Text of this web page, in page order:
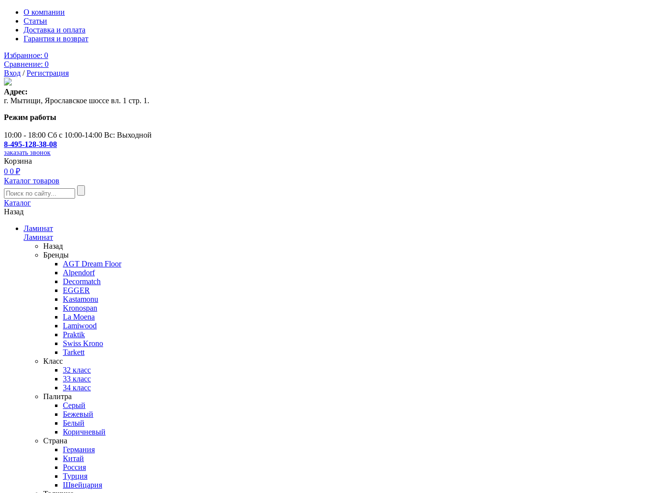
О компании
Статьи
Доставка и оплата
Гарантия и возврат
Избранное: 0
Сравнение: 0
Вход /Регистрация
Адрес:
г. Мытищи, Ярославское шоссе вл. 1 стр. 1.
Режим работы
10:00 - 18:00 Сб с 10:00-14:00 Вс: Выходной
8-495-128-38-08
заказать звонок
Корзина
0 0 ₽
Каталог товаров
Каталог
Назад
Ламинат
Ламинат
Назад
Бренды
AGT Dream Floor
Alpendorf
Decormatch
EGGER
Kastamonu
Kronospan
La Moena
Lamiwood
Praktik
Swiss Krono
Tarkett
Класс
32 класс
33 класс
34 класс
Палитра
Серый
Бежевый
Белый
Коричневый
Страна
Германия
Китай
Россия
Турция
Швейцария